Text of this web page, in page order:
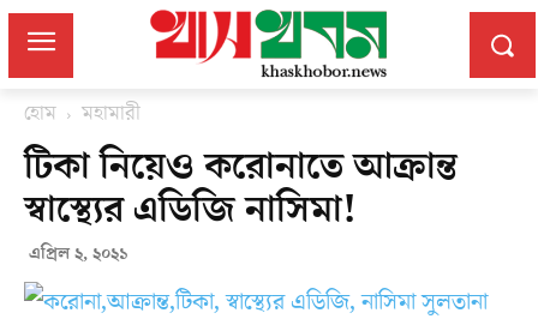
হোম মহামারী
টিকা নিয়েও করোনাতে আক্রান্ত
স্বাস্থ্যের এডিজি নাসিমা!
এপ্রিল ২, ২০২১